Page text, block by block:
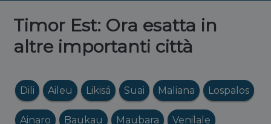
Timor Est: Ora esatta in
altre importanti città
Dili Aileu Likisá Suai Maliana Lospalos
Ainaro Baukau Maubara Venilale